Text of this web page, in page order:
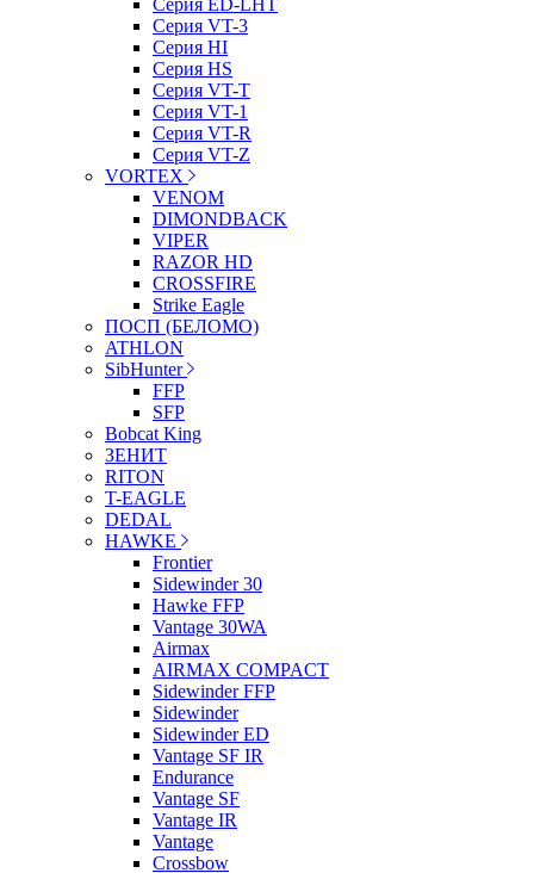
Серия ED-LHT
Серия VT-3
Серия HI
Серия HS
Серия VT-T
Серия VT-1
Серия VT-R
Серия VT-Z
VORTEX
VENOM
DIMONDBACK
VIPER
RAZOR HD
CROSSFIRE
Strike Eagle
ПОСП (БЕЛОМО)
ATHLON
SibHunter
FFP
SFP
Bobcat King
ЗЕНИТ
RITON
T-EAGLE
DEDAL
HAWKE
Frontier
Sidewinder 30
Hawke FFP
Vantage 30WA
Airmax
AIRMAX COMPACT
Sidewinder FFP
Sidewinder
Sidewinder ED
Vantage SF IR
Endurance
Vantage SF
Vantage IR
Vantage
Crossbow